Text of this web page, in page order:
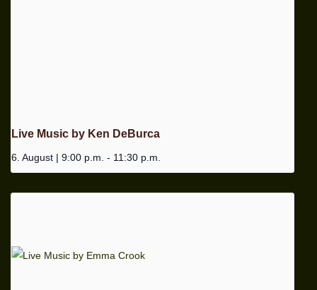
Live Music by Ken DeBurca
6. August | 9:00 p.m. - 11:30 p.m.